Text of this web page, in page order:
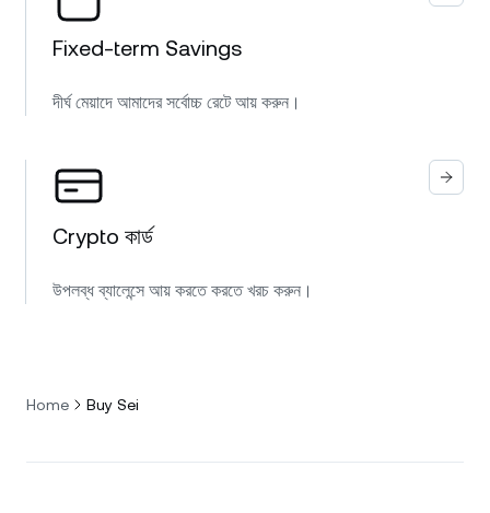
Fixed-term Savings
দীর্ঘ মেয়াদে আমাদের সর্বোচ্চ রেটে আয় করুন।
Crypto কার্ড
উপলব্ধ ব্যালেন্সে আয় করতে করতে খরচ করুন।
Home Buy Sei